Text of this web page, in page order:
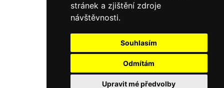
stránek a zjištění zdroje
návštěvnosti.
Souhlasím
Odmítám
Upravit mé předvolby